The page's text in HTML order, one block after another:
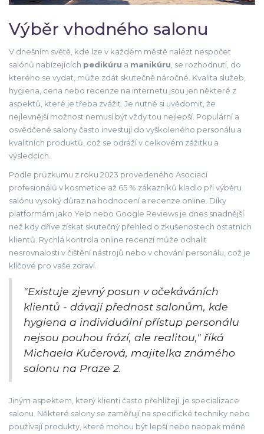
Výběr vhodného salonu
V dnešním světě, kde lze v každém městě nalézt nespočet
salónů nabízejících pedikúru a manikúru, se rozhodnutí, do
kterého se vydat, může zdát skutečně náročné. Kvalita služeb,
hygiena, cena nebo recenze na internetu jsou jen některé z
aspektů, které je třeba zvážit. Je nutné si uvědomit, že
nejlevnější možnost nemusí být vždy tou nejlepší. Populární a
osvědčené salony často investují do vyškoleného personálu a
kvalitních produktů, což se odráží v celkovém zážitku a
výsledcích.
Podle průzkumu z roku 2023 provedeného Asociací
profesionálů v kosmetice až 65 % zákazníků kladlo při výběru
salónu vysoký důraz na hodnocení a recenze online. Díky
platformám jako Yelp nebo Google Reviews je dnes snadnější
než kdy dříve získat skutečný přehled o zkušenostech ostatních
klientů. Rychlá kontrola online recenzí může odhalit
nesrovnalosti v čištění nástrojů nebo v chování personálu, což je
klíčové pro vaše zdraví.
"Existuje zjevný posun v očekáváních
klientů - dávají přednost salonům, kde
hygiena a individuální přístup personálu
nejsou pouhou frází, ale realitou," říká
Michaela Kučerová, majitelka známého
salonu na Praze 2.
Jiným aspektem, který klienti často přehlížejí, je specializace
salonu. Některé salony se zaměřují na specifické techniky nebo
používají produkty, které mohou být lepší nebo naopak méně